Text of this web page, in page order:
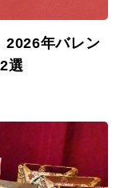
2026年バレン
選